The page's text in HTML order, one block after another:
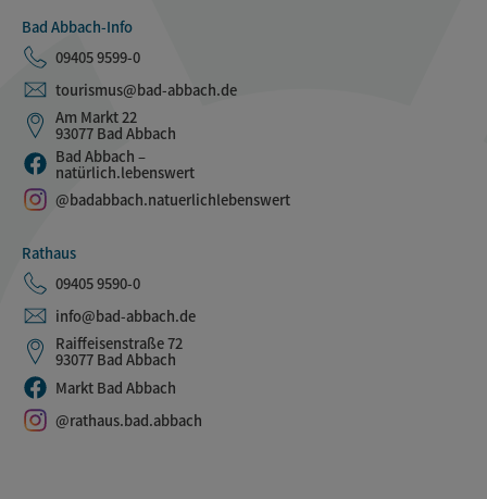
Bad Abbach-Info
09405 9599-0
tourismus@bad-abbach.de
Am Markt 22
93077 Bad Abbach
Bad Abbach –
natürlich.lebenswert
@badabbach.natuerlichlebenswert
Rathaus
09405 9590-0
info@bad-abbach.de
Raiffeisenstraße 72
93077 Bad Abbach
Markt Bad Abbach
@rathaus.bad.abbach